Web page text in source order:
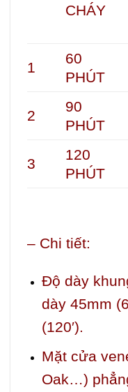
CHÁY
1
60
PHÚT
2
90
PHÚT
3
120
PHÚT
– Chi tiết:
Độ dày
dày 45mm
(120′).
Mặt cửa
Oak…)